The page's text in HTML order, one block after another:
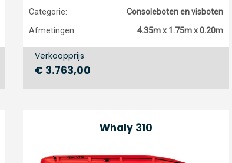
Categorie:
Consoleboten en visboten
Afmetingen:
4.35m x 1.75m x 0.20m
Verkoopprijs
€ 3.763,00
Whaly 310